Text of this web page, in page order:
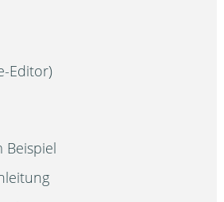
Editor)
Beispiel